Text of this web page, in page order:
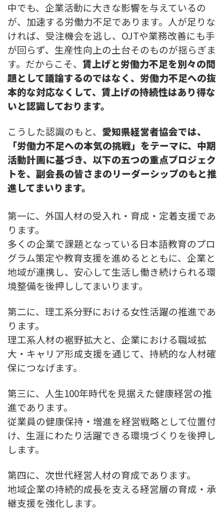
中でも、企業活動に大きな影響を与えているの
が、加速する労働力不足であります。人が足りな
ければ、受注機会を逃し、OJTや業務改善にも手
が回らず、生産性向上の土台そのものが揺らぎま
す。だからこそ、 賃上げと労働力不足を別々の問
題として議論するのではなく、労働力不足への抜
本的な対応なくして、賃上げの持続性はあり得な
いと認識しております。
こうした認識のもと、 愛知県経営者協会では、
「労働力不足への本気の挑戦」をテーマに、中期
活動計画に基づき、以下の五つの重点プロジェク
トを、副会長の皆さまのリーダーシップのもと推
進してまいります。
第一に、外国人材の受入れ・育成・定着支援であ
ります。
多くの企業で課題となっている日本語教育のプロ
グラム策定や教育支援を進めるとともに、企業と
地域が連携し、安心して生活し働き続けられる環
境整備を後押ししてまいります。
第二に、理工系分野における女性活躍の推進であ
ります。
理工系人材の裾野拡大と、企業における職域拡
大・キャリア形成支援を通じて、持続的な人材確
保につなげます。
第三に、人生100年時代を見据えた健康経営の推
進であります。
従業員の健康保持・増進を経営戦略として位置付
け、生涯にわたり活躍できる環境づくりを後押し
します。
第四に、次世代経営人材の育成であります。
地域企業の持続的成長を支える経営層の育成・承
継支援を強化します。